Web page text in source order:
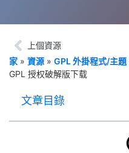
上個資源
家 » 資源 » GPL 外掛程式/主題
GPL 授权破解版下载
文章目錄